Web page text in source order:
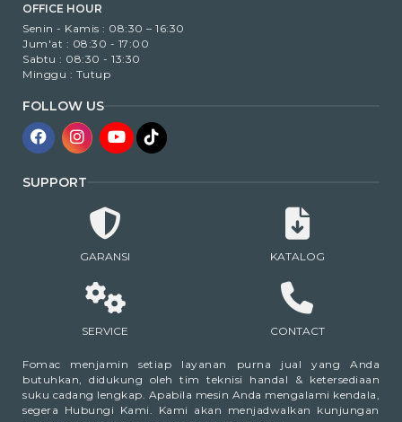
OFFICE HOUR
Senin - Kamis : 08:30 – 16:30
Jum'at : 08:30 - 17:00
Sabtu : 08:30 - 13:30
Minggu : Tutup
FOLLOW US
SUPPORT
GARANSI KATALOG
SERVICE CONTACT
Fomac menjamin setiap layanan purna jual yang Anda
butuhkan, didukung oleh tim teknisi handal & ketersediaan
suku cadang lengkap. Apabila mesin Anda mengalami kendala,
segera Hubungi Kami. Kami akan menjadwalkan kunjungan